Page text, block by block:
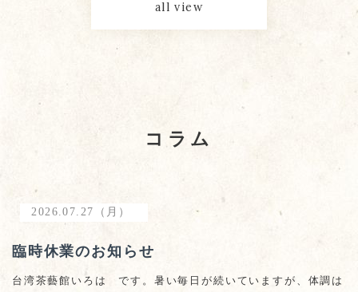
all view
コラム
2026.07.27（月）
臨時休業のお知らせ
台湾茶藝館いろは です。暑い毎日が続いていますが、体調は